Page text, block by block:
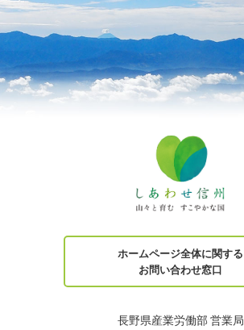
ホームページ全体に関する
お問い合わせ窓口
長野県産業労働部 営業局